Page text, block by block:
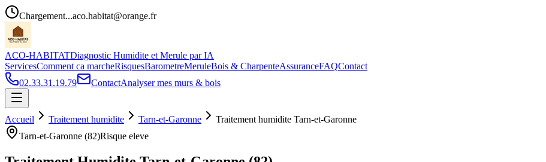
Chargement...aco.habitat@orange.fr
ACO-HABITATDiagnostic Humidite et Merule par IA
ServicesComment ca marcheRisquesBarometreMeruleBois & CharpenteAssuranceFAQContact
02.33.31.19.79
ContactAnalyser mes murs & bois
Accueil Traitement humidite Tarn-et-Garonne Traitement humidite Tarn-et-Garonne
Tarn-et-Garonne (82)Risque eleve